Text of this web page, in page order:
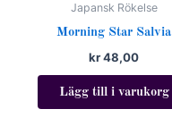
Japansk Rökelse
Morning Star Salvia
kr48,00
Lägg till i varukorg